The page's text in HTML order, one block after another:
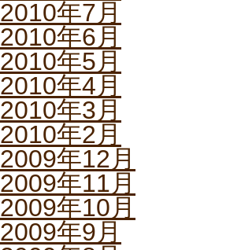
2010年7月
2010年6月
2010年5月
2010年4月
2010年3月
2010年2月
2009年12月
2009年11月
2009年10月
2009年9月